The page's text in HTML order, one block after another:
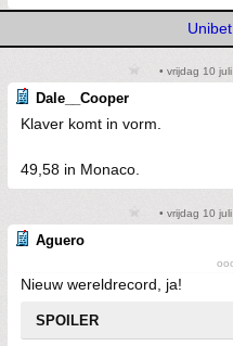
Unibet
• vrijdag 10
Dale__Cooper
Klaver komt in vorm.
49,58 in Monaco.
• vrijdag 10
Aguero
Nieuw wereldrecord, ja!
SPOILER